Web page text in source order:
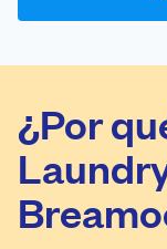
¿Por